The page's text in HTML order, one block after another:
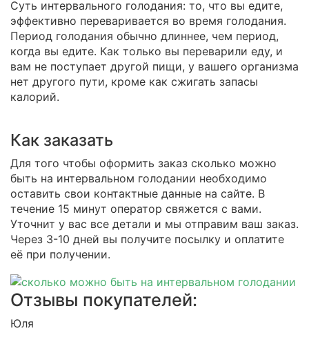
Суть интервального голодания: то, что вы едите,
эффективно переваривается во время голодания.
Период голодания обычно длиннее, чем период,
когда вы едите. Как только вы переварили еду, и
вам не поступает другой пищи, у вашего организма
нет другого пути, кроме как сжигать запасы
калорий.
Как заказать
Для того чтобы оформить заказ сколько можно
быть на интервальном голодании необходимо
оставить свои контактные данные на сайте. В
течение 15 минут оператор свяжется с вами.
Уточнит у вас все детали и мы отправим ваш заказ.
Через 3-10 дней вы получите посылку и оплатите
её при получении.
Отзывы покупателей:
Юля